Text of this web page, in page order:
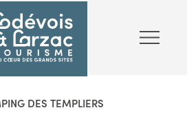
DES TEMPLIERS